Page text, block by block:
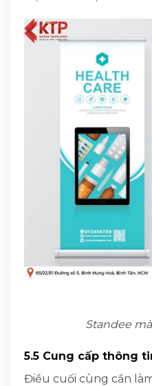
Standee
5.5 Cung cấp thông
Điều cuối cùng cần